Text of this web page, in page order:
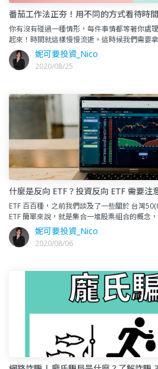
番茄工作法正夯！用不同的方式看待時間
你有沒有碰過一種情形，每件事情都等著你處
起來！時間就這樣慢慢流逝。這時候我們需要
提升工作效率，是我們永遠要學習的課題。進
妮可要投資_Nico
2020/08/25
什麼是反向 ETF？投資反向 ETF 需要注
ETF 百百種，之前我們談及了一些關於 台灣
ETF 簡單來說，就是集合一堆股票組合的概念
漲，此 ETF妮可要投資_Nico
2020/08/06